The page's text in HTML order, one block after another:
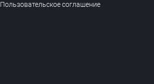
Пользовательское соглашение